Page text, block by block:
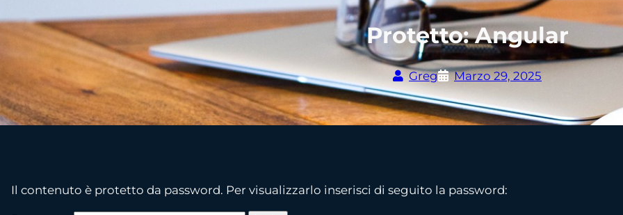
Protetto: Angular
Greg Marzo 29, 2025
Il contenuto è protetto da password. Per visualizzarlo inserisci di seguito la password: